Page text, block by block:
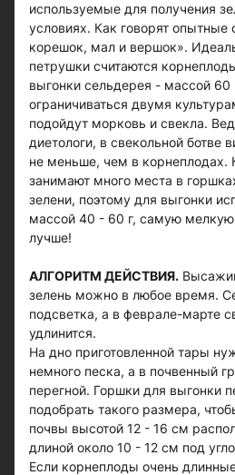
используемые для получения
условиях. Как говорят опытные
корешок, мал и вершок».
петрушки считаются
выгонки сельдерея - массой 60
ограничиваться двумя
подойдут морковь и свекла.
диетологи, в свекольной ботве
не меньше, чем в
занимают много места в
зелени, поэтому для выгонки
массой 40 - 60 г, самую
лучше!
АЛГОРИТМ ДЕЙСТВИЯ.
зелень можно в любое время.
подсветка, а в феврале-марте
удлинится.
На дно приготовленной тары
немного песка, а в почвенный
перегной. Горшки для выгонки
подобрать такого размера,
почвы высотой 12 - 16 см
длиной около 10 - 12 см под
Если корнеплоды очень